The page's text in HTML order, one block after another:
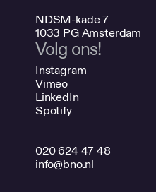
NDSM-kade 7
1033 PG Amsterdam
Volg ons!
Instagram
Vimeo
LinkedIn
Spotify
020 624 47 48
info@bno.nl